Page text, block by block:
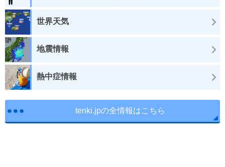
世界天気
地震情報
熱中症情報
tenki.jpの全情報はこちら